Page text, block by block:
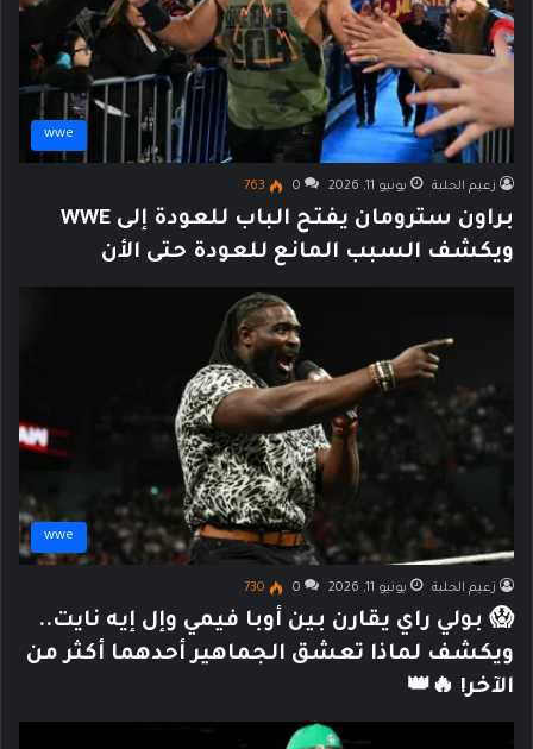
wwe
زعيم الحلبة يونيو 11, 2026 0
763
براون سترومان يفتح الباب للعودة إلى WWE
ويكشف السبب المانع للعودة حتى الأن
wwe
زعيم الحلبة يونيو 11, 2026 0
730
😱 بولي راي يقارن بين أوبا فيمي وإل إيه نايت..
ويكشف لماذا تعشق الجماهير أحدهما أكثر من
الآخر! 🔥👑